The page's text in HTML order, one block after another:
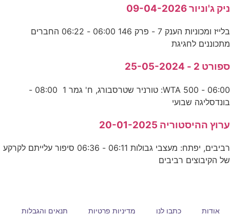
ניק ג'וניור 09-04-2026
בלייז ומכוניות הענק 7 - פרק 146 06:00 - 06:22 החברים
מתכוננים לחגיגת
ספורט 2 - 25-05-2024
06:00 - WTA 500: טורניר שטרסבורג, ח' גמר 1 08:00 -
בונדסליגה שבועי
ערוץ ההיסטוריה 20-01-2025
רביבים, יפתח: מעצבי גבולות 06:11 - 06:36 סיפור עלייתם לקרקע
של הקיבוצים רביבים
אודות כתבו לנו מדיניות פרטיות תנאים והגבלות